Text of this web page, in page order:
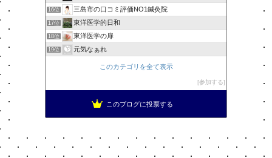
16位 三島市の口コミ評価NO1鍼灸院
17位 東洋医学的日和
18位 東洋医学の扉
19位 元気なぁれ
このカテゴリを全て表示
参加する
このブログに投票する